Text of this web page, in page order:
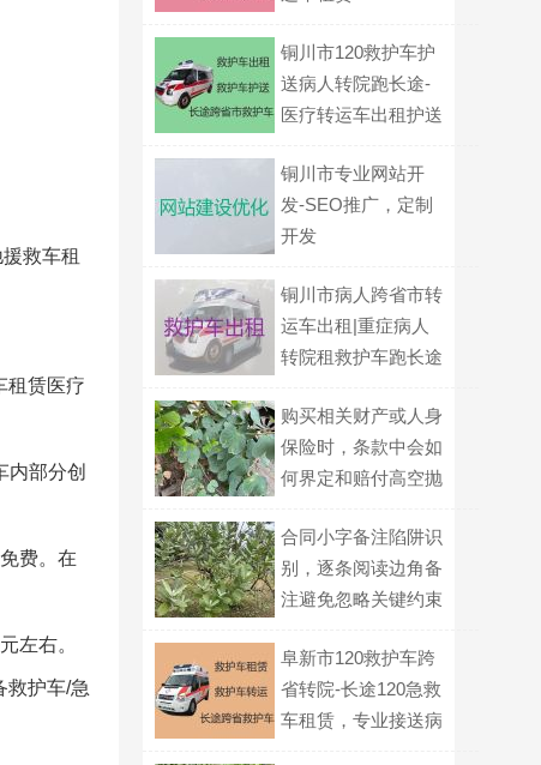
救车租
租赁医疗
内部分创
费。在
左右。
救护车/急
铜川市120救护车护
送病人转院跑长途-
医疗转运车出租护送
铜川市专业网站开
发-SEO推广，定制
开发
铜川市病人跨省市转
运车出租|重症病人
转院租救护车跑长途
购买相关财产或人身
保险时，条款中会如
何界定和赔付高空抛
合同小字备注陷阱识
别，逐条阅读边角备
注避免忽略关键约束
阜新市120救护车跨
省转院-长途120急救
车租赁，专业接送病